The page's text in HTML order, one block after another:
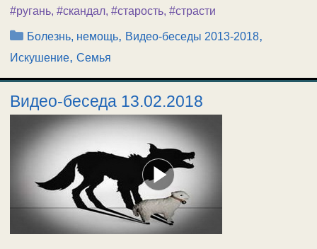
#ругань, #скандал, #старость, #страсти
Рубрики
Болезнь, немощь, Видео-беседы 2013-2018,
Искушение, Семья
Видео-беседа 13.02.2018